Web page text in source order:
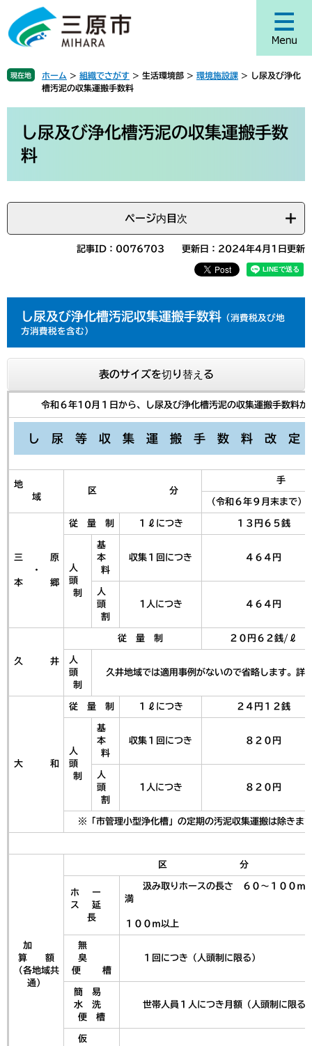
ジ
頭
す
ュ
飛
し
現在地 ホーム > 組織でさがす > 生活環境部 > 環境施設課 > し尿及び浄化
槽汚泥の収集運搬手数料
し尿及び浄化槽汚泥の収集運搬手数
料
ページ内目次
記事ID：0076703 更新日：2024年4月1日更新
し尿及び浄化槽汚泥収集運搬手数料 （消費税及び地
方消費税を含む）
表のサイズを切り替える
令和６年10月１日から、し尿及び浄化槽汚泥の収集運搬手数料が
し 尿 等 収 集 運 搬 手 数 料 改 定
地
域
区 分
手
（令和６年９月末まで）
三 原
・
本 郷
従 量 制 １ℓにつき １３円６５銭
人
頭
制
基
本
料
収集１回につき ４６４円
人
頭
割
1人につき ４６４円
久 井
従 量 制 ２０円６２銭/ℓ
人
頭
制
久井地域では適用事例がないので省略します。詳
大 和
従 量 制 １ℓにつき ２４円１２銭
人
頭
制
基
本
料
収集１回につき ８２０円
人
頭
割
1人につき ８２０円
※「市管理小型浄化槽」の定期の汚泥収集運搬は除きま
加
算 額
（各地域共
通）
区 分
ホ ー
ス 延
長
汲み取りホースの長さ ６０～１００ｍ
満
１００ｍ以上
無
臭
便 槽
１回につき（人頭制に限る）
簡 易
水 洗
便 槽
世帯人員１人につき月額（人頭制に限る
仮